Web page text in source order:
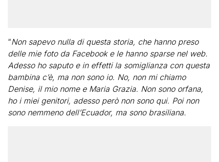
“Non sapevo nulla di questa storia, che hanno preso
delle mie foto da Facebook e le hanno sparse nel web.
Adesso ho saputo e in effetti la somiglianza con questa
bambina c’è, ma non sono io. No, non mi chiamo
Denise, il mio nome e Maria Grazia. Non sono orfana,
ho i miei genitori, adesso però non sono qui. Poi non
sono nemmeno dell’Ecuador, ma sono brasiliana.